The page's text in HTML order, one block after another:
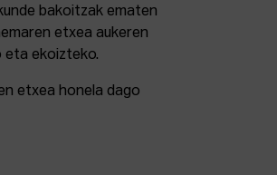
bakoitzak ematen
etxea aukeren
eta ekoizteko.
etxea honela dago